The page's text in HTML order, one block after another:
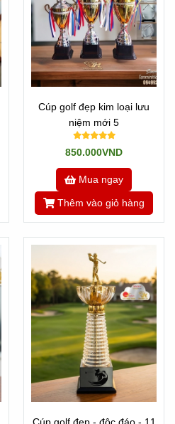
Cúp golf đẹp kim loại lưu
niệm mới 5
850.000VND
Mua ngay
Thêm vào giỏ hàng